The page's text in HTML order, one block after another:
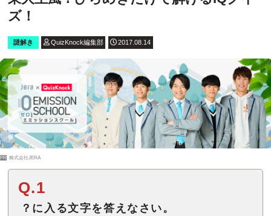
ズ！
謎解き QuizKnock編集部 2017.08.14
PR 株式会社JERA
Q.1
？に入る文字を答えなさい。